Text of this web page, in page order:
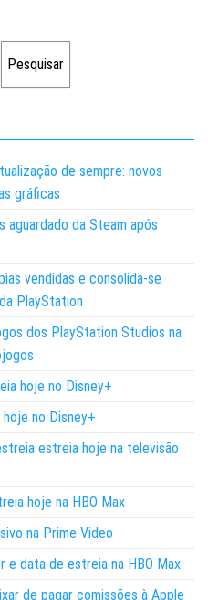
Pesquisar
de sempre: novos
gráficas
da Steam após
vendidas e consolida-se
PlayStation
dos PlayStation Studios na
hoje no Disney+
no Disney+
estreia hoje na televisão
hoje na HBO Max
na Prime Video
e data de estreia na HBO Max
de pagar comissões à Apple